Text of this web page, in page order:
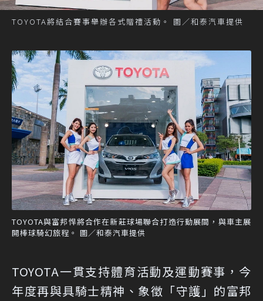
TOYOTA將結合賽事舉辦各式贈禮活動。 圖／和泰汽車提供
TOYOTA與富邦悍將合作在新莊球場聯合打造行動展間，與車主展
開棒球騎幻旅程。 圖／和泰汽車提供
TOYOTA一貫支持體育活動及運動賽事，今
年度再與具騎士精神、象徵「守護」的富邦